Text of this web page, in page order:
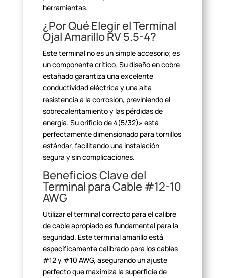
herramientas.
¿Por Qué Elegir el Terminal
Ojal Amarillo RV5.5-4?
Este terminal no es un simple accesorio; es
un componente crítico. Su diseño en cobre
estañado garantiza una excelente
conductividad eléctrica yuna alta
resistencia a la corrosión, previniendo el
sobrecalentamiento y laspérdidas de
energía. Su orificio de 4(5/32)» está
perfectamentedimensionado para tornillos
estándar, facilitando una instalación
segura ysin complicaciones.
Beneficios Clave del
Terminal para Cable #12-10
AWG
Utilizar el terminal correcto para el calibre
de cable apropiadoes fundamental para la
seguridad. Este terminal amarillo está
específicamentecalibrado para los cables
#12 y #10 AWG, asegurando un ajuste
perfecto quemaximiza la superficie de